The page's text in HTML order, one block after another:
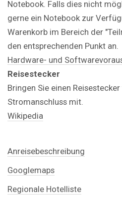
Notebook. Falls dies nicht
gerne ein Notebook zur
Warenkorb im Bereich der
den entsprechenden Punkt an.
Hardware- und
Reisestecker
Bringen Sie einen
Stromanschluss mit.
Wikipedia
Anreisebeschreibung
Googlemaps
Regionale Hotelliste